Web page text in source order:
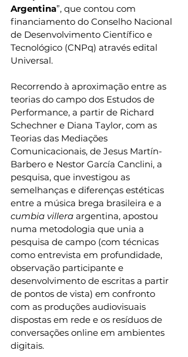
Argentina”, que contou com
financiamento do Conselho Nacional
de Desenvolvimento Científico e
Tecnológico (CNPq) através edital
Universal.
Recorrendo à aproximação entre as
teorias do campo dos Estudos de
Performance, a partir de Richard
Schechner e Diana Taylor, com as
Teorias das Mediações
Comunicacionais, de Jesus Martín-
Barbero e Nestor García Canclini, a
pesquisa, que investigou as
semelhanças e diferenças estéticas
entre a música brega brasileira e a
cumbia villera argentina, apostou
numa metodologia que unia a
pesquisa de campo (com técnicas
como entrevista em profundidade,
observação participante e
desenvolvimento de escritas a partir
de pontos de vista) em confronto
com as produções audiovisuais
dispostas em rede e os resíduos de
conversações online em ambientes
digitais.